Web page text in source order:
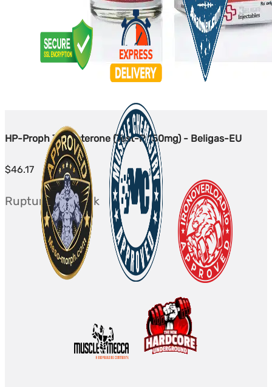
HP-Proph Testosterone (Test-P 150mg) - Beligas-EU
$46.17
Rupture de stock